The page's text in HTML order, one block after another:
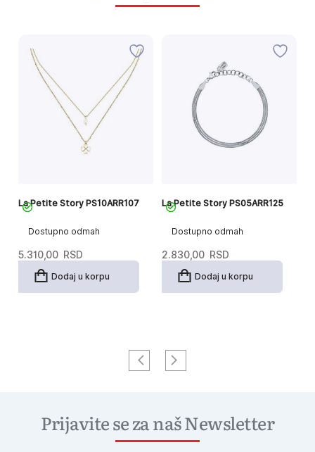
Dostupno odmah
La Petite Story PS10ARR107
5.310,00 RSD
Dodaj u korpu
Dostupno odmah
La Petite Story PS05ARR125
2.830,00 RSD
Dodaj u korpu
Prijavite se za naš Newsletter